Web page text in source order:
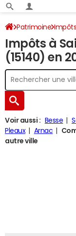
Patrimoine
Saint-Martin-
Impôts à
(15140) en
Voir aussi : Besse
Pleaux
Arnac
autre ville